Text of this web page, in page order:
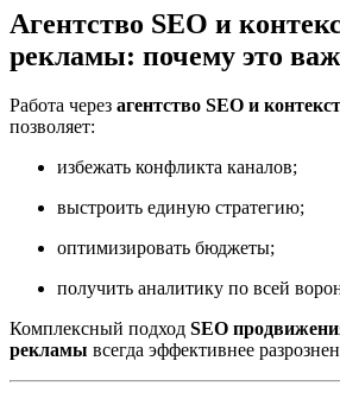
Агентство SEO и
рекламы: почему это
Работа через агентство SEO и
позволяет:
избежать конфликта каналов;
выстроить единую стратегию;
оптимизировать бюджеты;
получить аналитику по всей
Комплексный подход SEO
рекламы всегда эффективнее